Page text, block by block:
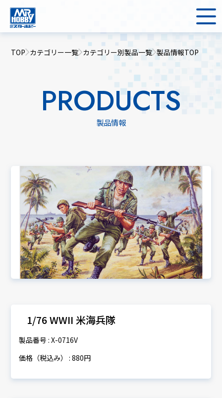
TOP カテゴリー一覧 カテゴリー別製品一覧 製品情報TOP
PRODUCTS
製品情報
1/76 WWII 米海兵隊
製品番号 : X-0716V
価格（税込み） : 880円